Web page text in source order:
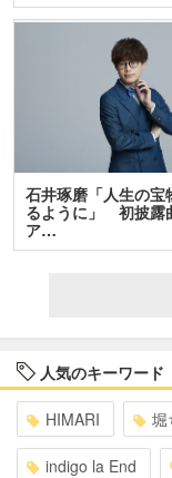
石井琢磨「人生の宝
るように」 初披露
ア…
人気のキーワード
HIMARI 堀
indigo la End